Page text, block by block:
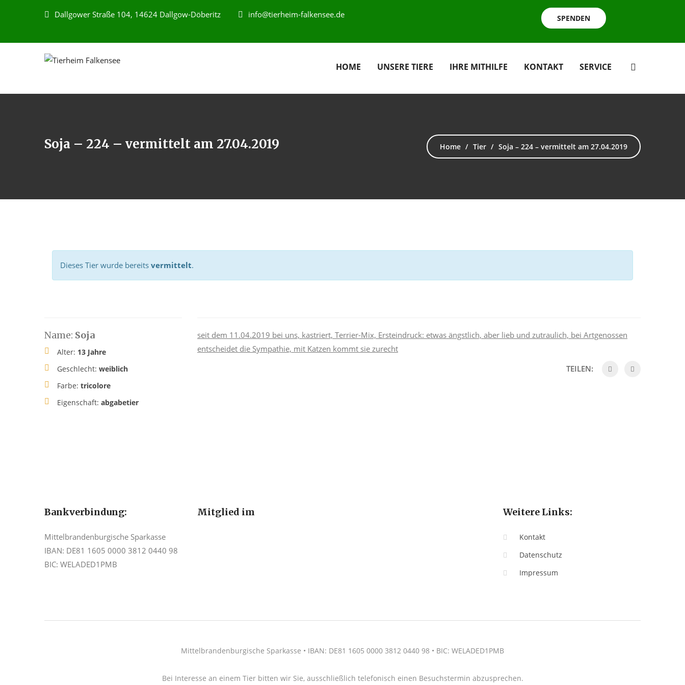
Dallgower Straße 104, 14624 Dallgow-Döberitz info@tierheim-falkensee.de SPENDEN
HOME UNSERE TIERE IHRE MITHILFE KONTAKT SERVICE
Soja – 224 – vermittelt am 27.04.2019 Home Tier Soja – 224 – vermittelt am 27.04.2019
Dieses Tier wurde bereits vermittelt.
Name: Soja
Alter: 13 Jahre
Geschlecht: weiblich
Farbe: tricolore
Eigenschaft: abgabetier
seit dem 11.04.2019 bei uns, kastriert, Terrier-Mix, Ersteindruck: etwas ängstlich, aber lieb und zutraulich, bei Artgenossen
entscheidet die Sympathie, mit Katzen kommt sie zurecht
TEILEN:
Bankverbindung:
Mittelbrandenburgische Sparkasse
IBAN: DE81 1605 0000 3812 0440 98
BIC: WELADED1PMB
Mitglied im Weitere Links:
Kontakt
Datenschutz
Impressum
Mittelbrandenburgische Sparkasse • IBAN: DE81 1605 0000 3812 0440 98 • BIC: WELADED1PMB
Bei Interesse an einem Tier bitten wir Sie, ausschließlich telefonisch einen Besuchstermin abzusprechen.